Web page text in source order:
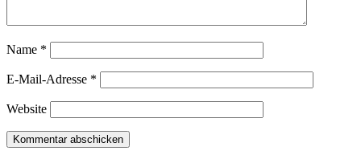
Name *
E-Mail-Adresse *
Website